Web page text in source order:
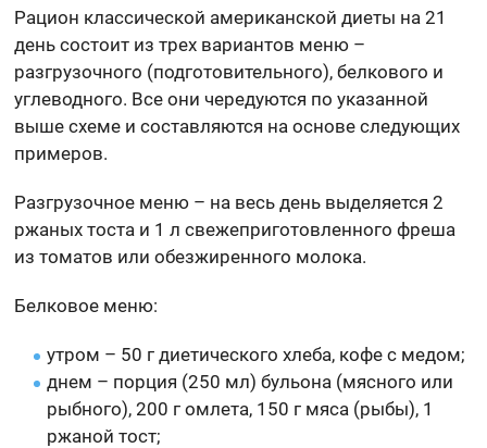
Рацион классической американской диеты на 21
день состоит из трех вариантов меню –
разгрузочного (подготовительного), белкового и
углеводного. Все они чередуются по указанной
выше схеме и составляются на основе следующих
примеров.
Разгрузочное меню – на весь день выделяется 2
ржаных тоста и 1 л свежеприготовленного фреша
из томатов или обезжиренного молока.
Белковое меню:
утром – 50 г диетического хлеба, кофе с медом;
днем – порция (250 мл) бульона (мясного или
рыбного), 200 г омлета, 150 г мяса (рыбы), 1
ржаной тост;